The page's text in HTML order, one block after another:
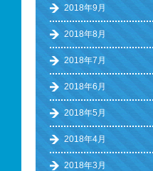
2018年9月
2018年8月
2018年7月
2018年6月
2018年5月
2018年4月
2018年3月